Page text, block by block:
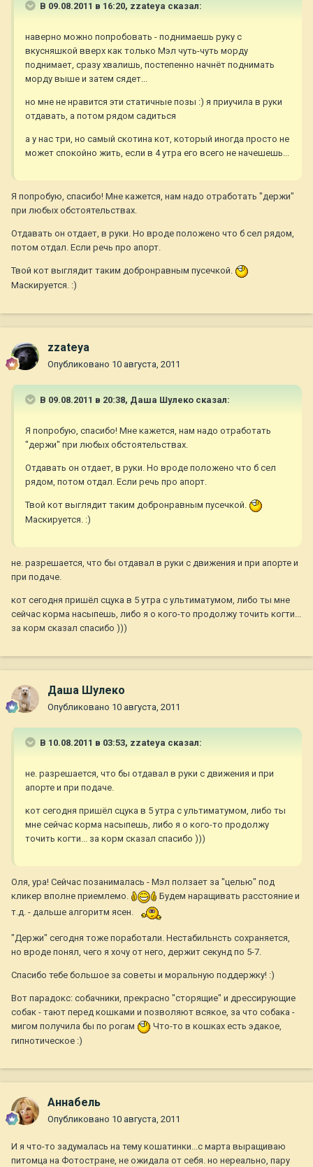
В 09.08.2011 в 16:20, zzateya сказал:
наверно можно попробовать - поднимаешь руку с
вкусняшкой вверх как только Мэл чуть-чуть морду
поднимает, сразу хвалишь, постепенно начнёт поднимать
морду выше и затем сядет...
но мне не нравится эти статичные позы :) я приучила в руки
отдавать, а потом рядом садиться
а у нас три, но самый скотина кот, который иногда просто не
может спокойно жить, если в 4 утра его всего не начешешь...
Я попробую, спасибо! Мне кажется, нам надо отработать "держи"
при любых обстоятельствах.
Отдавать он отдает, в руки. Но вроде положено что б сел рядом,
потом отдал. Если речь про апорт.
Твой кот выглядит таким добронравным пусечкой.
Маскируется. :)
zzateya
Опубликовано 10 августа, 2011
В 09.08.2011 в 20:38, Даша Шулеко сказал:
Я попробую, спасибо! Мне кажется, нам надо отработать
"держи" при любых обстоятельствах.
Отдавать он отдает, в руки. Но вроде положено что б сел
рядом, потом отдал. Если речь про апорт.
Твой кот выглядит таким добронравным пусечкой.
Маскируется. :)
не. разрешается, что бы отдавал в руки с движения и при апорте и
при подаче.
кот сегодня пришёл сцука в 5 утра с ультиматумом, либо ты мне
сейчас корма насыпешь, либо я о кого-то продолжу точить когти...
за корм сказал спасибо )))
Даша Шулеко
Опубликовано 10 августа, 2011
В 10.08.2011 в 03:53, zzateya сказал:
не. разрешается, что бы отдавал в руки с движения и при
апорте и при подаче.
кот сегодня пришёл сцука в 5 утра с ультиматумом, либо ты
мне сейчас корма насыпешь, либо я о кого-то продолжу
точить когти... за корм сказал спасибо )))
Оля, ура! Сейчас позанималась - Мэл ползает за "целью" под
кликер вполне приемлемо.
Будем наращивать расстояние и
т.д. - дальше алгоритм ясен.
"Держи" сегодня тоже поработали. Нестабильнсть сохраняется,
но вроде понял, чего я хочу от него, держит секунд по 5-7.
Спасибо тебе большое за советы и моральную поддержку! :)
Вот парадокс: собачники, прекрасно "сторящие" и дрессирующие
собак - тают перед кошками и позволяют всякое, за что собака -
мигом получила бы по рогам
Что-то в кошках есть эдакое,
гипнотическое :)
Aннaбель
Опубликовано 10 августа, 2011
И я что-то задумалась на тему кошатинки...с марта выращиваю
питомца на Фотостране, не ожидала от себя. но нереально, пару